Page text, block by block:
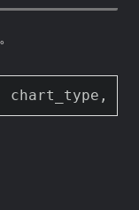
chart_type,